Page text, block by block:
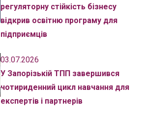
регуляторну стійкість бізнесу
відкрив освітню програму для
підприємців
03.07.2026
У Запорізькій ТПП завершився
чотириденний цикл навчання для
експертів і партнерів